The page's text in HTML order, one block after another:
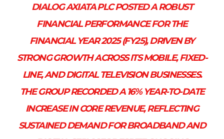
DIALOG AXIATA PLC POSTED A ROBUST
FINANCIAL PERFORMANCE FOR THE
FINANCIAL YEAR 2025 (FY25), DRIVEN BY
STRONG GROWTH ACROSS ITS MOBILE, FIXED-
LINE, AND DIGITAL TELEVISION BUSINESSES.
THE GROUP RECORDED A 16% YEAR-TO-DATE
INCREASE IN CORE REVENUE, REFLECTING
SUSTAINED DEMAND FOR BROADBAND AND